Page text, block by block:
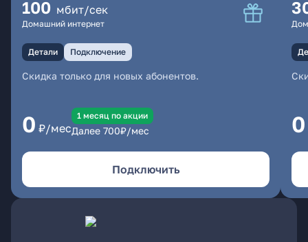
100 мбит/сек
Домашний интернет
Детали Подключение
Скидка только для новых абонентов.
0 ₽/мес
1 месяц по акции
Далее 700₽/мес
Подключить
0